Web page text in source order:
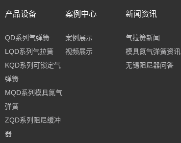
产品设备
QD系列气弹簧
LQD系列气拉簧
KQD系列可锁定气
弹簧
MQD系列模具氮气
弹簧
ZQD系列阻尼缓冲
器
案例中心
案例展示
视频展示
新闻资讯
气拉簧新闻
模具氮气弹簧资讯
无锡阻尼器问答